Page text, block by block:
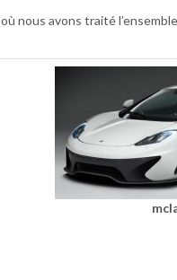
où nous avons traité